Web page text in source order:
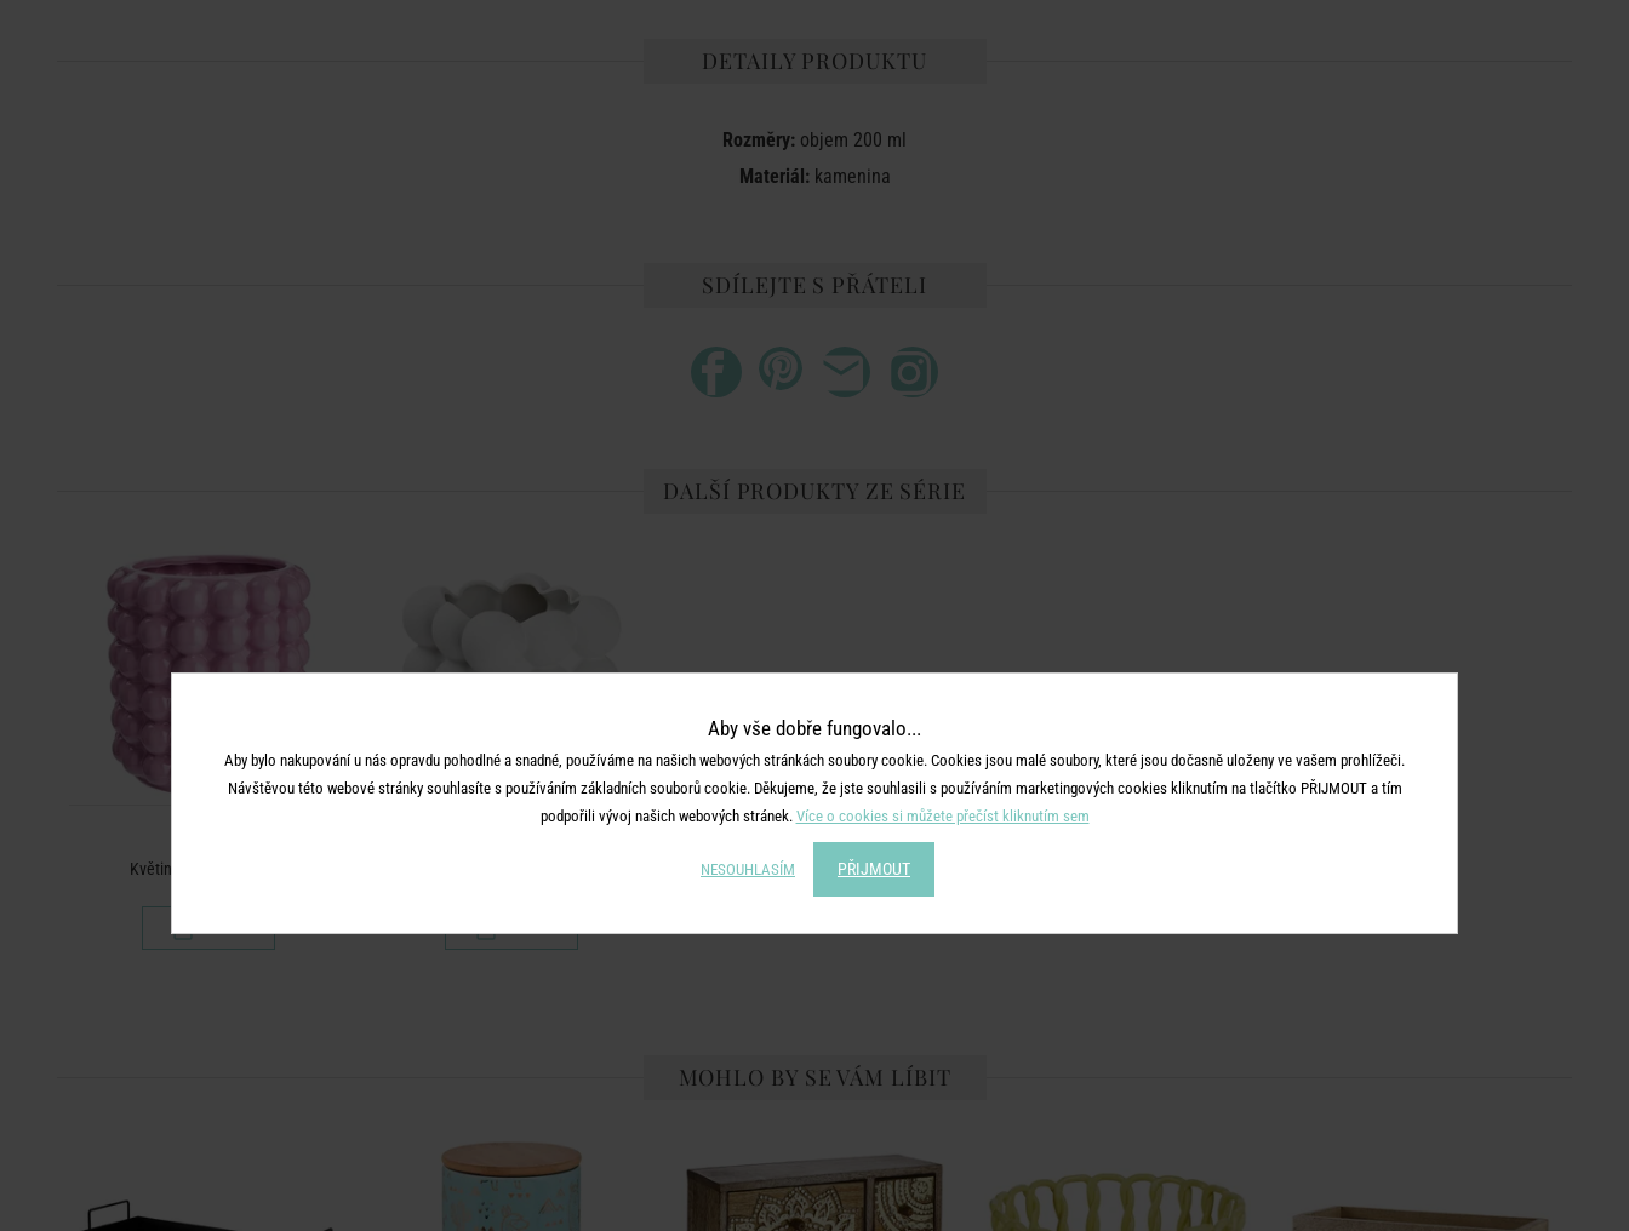
DETAILY PRODUKTU
Rozměry: objem 200 ml
Materiál:kamenina
SDÍLEJTE S PŘÁTELI
DALŠÍ PRODUKTY ZE SÉRIE
Květináč 15 cm - růžová
399 Kč 399 Kč
MOHLO BY SE VÁM LÍBIT
Aby vše dobře fungovalo...
Aby bylo nakupování u nás opravdu pohodlné a snadné, používáme na našich webových stránkách soubory cookie. Cookies jsou malé soubory, které jsou dočasně uloženy ve vašem prohlížeči.
Návštěvou této webové stránky souhlasíte s používáním základních souborů cookie. Děkujeme, že jste souhlasili s používáním marketingových cookies kliknutím na tlačítko PŘIJMOUT a tím
podpořili vývoj našich webových stránek. Více o cookies si můžete přečíst kliknutím sem
NESOUHLASÍM PŘIJMOUT